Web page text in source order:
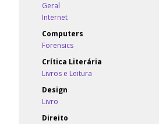
Geral
Internet
Computers
Forensics
Crítica Literária
Livros e Leitura
Design
Livro
Direito